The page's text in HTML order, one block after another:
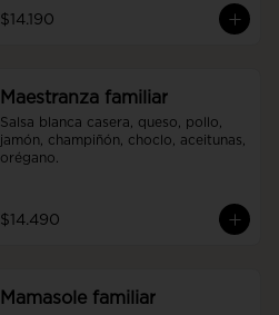
$14.190
Maestranza familiar
Salsa blanca casera, queso, pollo,
jamón, champiñón, choclo, aceitunas,
orégano.
$14.490
Mamasole familiar